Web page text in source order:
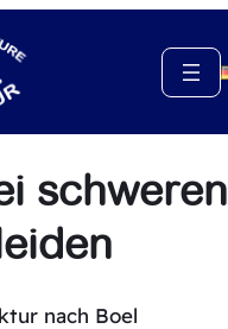
schweren
nach Boel